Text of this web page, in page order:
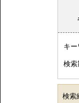
キー
検索
検索